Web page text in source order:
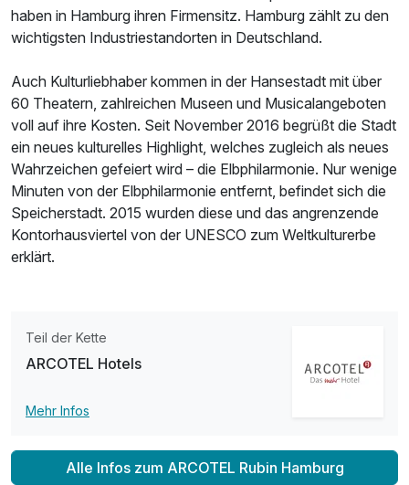
haben in Hamburg ihren Firmensitz. Hamburg zählt zu den
wichtigsten Industriestandorten in Deutschland.
Auch Kulturliebhaber kommen in der Hansestadt mit über
60 Theatern, zahlreichen Museen und Musicalangeboten
voll auf ihre Kosten. Seit November 2016 begrüßt die Stadt
ein neues kulturelles Highlight, welches zugleich als neues
Wahrzeichen gefeiert wird – die Elbphilarmonie. Nur wenige
Minuten von der Elbphilarmonie entfernt, befindet sich die
Speicherstadt. 2015 wurden diese und das angrenzende
Kontorhausviertel von der UNESCO zum Weltkulturerbe
erklärt.
Teil der Kette
ARCOTEL Hotels
Mehr Infos
Alle Infos zum ARCOTEL Rubin Hamburg